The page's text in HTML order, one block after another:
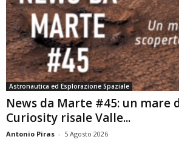
Astronautica ed Esplorazione Spaziale
News da Marte #45: un mare
Curiosity risale Valle...
Antonio Piras - 5 Agosto 2026